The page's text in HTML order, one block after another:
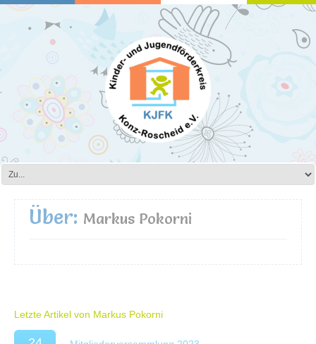
Über: Markus Pokorni
Letzte Artikel von Markus Pokorni